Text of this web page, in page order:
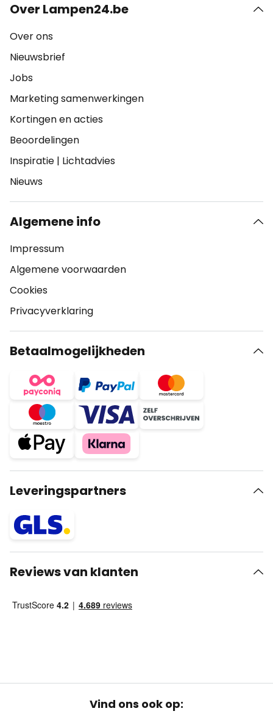
Over Lampen24.be
Over ons
Nieuwsbrief
Jobs
Marketing samenwerkingen
Kortingen en acties
Beoordelingen
Inspiratie | Lichtadvies
Nieuws
Algemene info
Impressum
Algemene voorwaarden
Cookies
Privacyverklaring
Betaalmogelijkheden
Leveringspartners
Reviews van klanten
Vind ons ook op: